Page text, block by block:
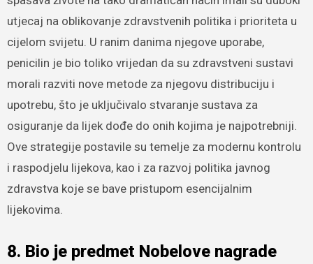
utjecaj na oblikovanje zdravstvenih politika i prioriteta u
cijelom svijetu. U ranim danima njegove uporabe,
penicilin je bio toliko vrijedan da su zdravstveni sustavi
morali razviti nove metode za njegovu distribuciju i
upotrebu, što je uključivalo stvaranje sustava za
osiguranje da lijek dođe do onih kojima je najpotrebniji.
Ove strategije postavile su temelje za modernu kontrolu
i raspodjelu lijekova, kao i za razvoj politika javnog
zdravstva koje se bave pristupom esencijalnim
lijekovima.
8. Bio je predmet Nobelove nagrade